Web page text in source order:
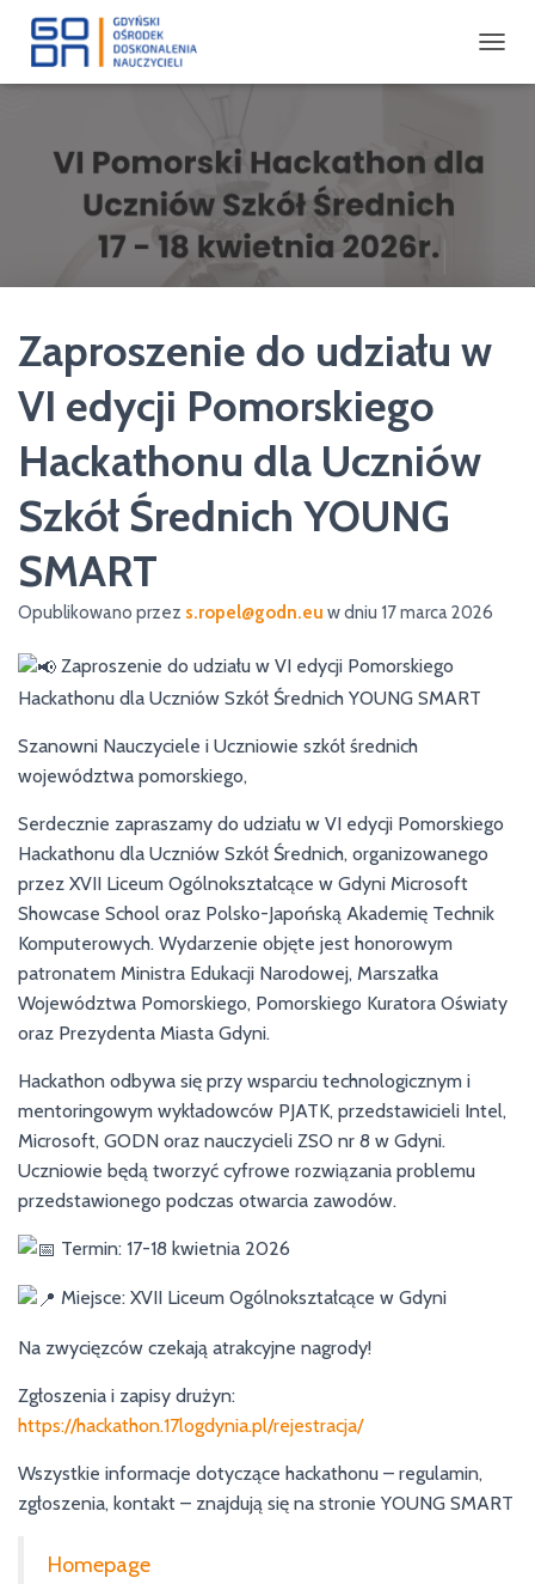
R
W
Zaproszenie do udziału w
VI edycji Pomorskiego
Hackathonu dla Uczniów
Szkół Średnich YOUNG
SMART
Opublikowano przez s.ropel@godn.eu w dniu 17 marca 2026
Zaproszenie do udziału w VI edycji Pomorskiego
Hackathonu dla Uczniów Szkół Średnich YOUNG SMART
Szanowni Nauczyciele i Uczniowie szkół średnich
województwa pomorskiego,
Serdecznie zapraszamy do udziału w VI edycji Pomorskiego
Hackathonu dla Uczniów Szkół Średnich, organizowanego
przez XVII Liceum Ogólnokształcące w Gdyni Microsoft
Showcase School oraz Polsko-Japońską Akademię Technik
Komputerowych. Wydarzenie objęte jest honorowym
patronatem Ministra Edukacji Narodowej, Marszałka
Województwa Pomorskiego, Pomorskiego Kuratora Oświaty
oraz Prezydenta Miasta Gdyni.
Hackathon odbywa się przy wsparciu technologicznym i
mentoringowym wykładowców PJATK, przedstawicieli Intel,
Microsoft, GODN oraz nauczycieli ZSO nr 8 w Gdyni.
Uczniowie będą tworzyć cyfrowe rozwiązania problemu
przedstawionego podczas otwarcia zawodów.
Termin: 17-18 kwietnia 2026
Miejsce: XVII Liceum Ogólnokształcące w Gdyni
Na zwycięzców czekają atrakcyjne nagrody!
Zgłoszenia i zapisy drużyn:
https://hackathon.17logdynia.pl/rejestracja/
Wszystkie informacje dotyczące hackathonu – regulamin,
zgłoszenia, kontakt – znajdują się na stronie YOUNG SMART
Homepage